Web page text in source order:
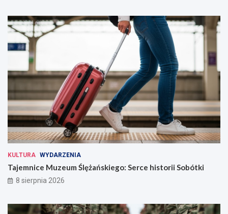
KULTURA WYDARZENIA
Tajemnice Muzeum Ślężańskiego: Serce historii Sobótki
8 sierpnia 2026